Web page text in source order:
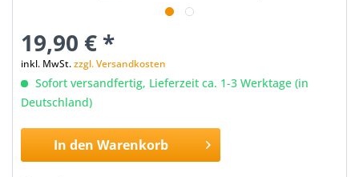
19,90 € *
inkl. MwSt.zzgl. Versandkosten
Sofort versandfertig, Lieferzeit ca. 1-3 Werktage (in
Deutschland)
In den Warenkorb